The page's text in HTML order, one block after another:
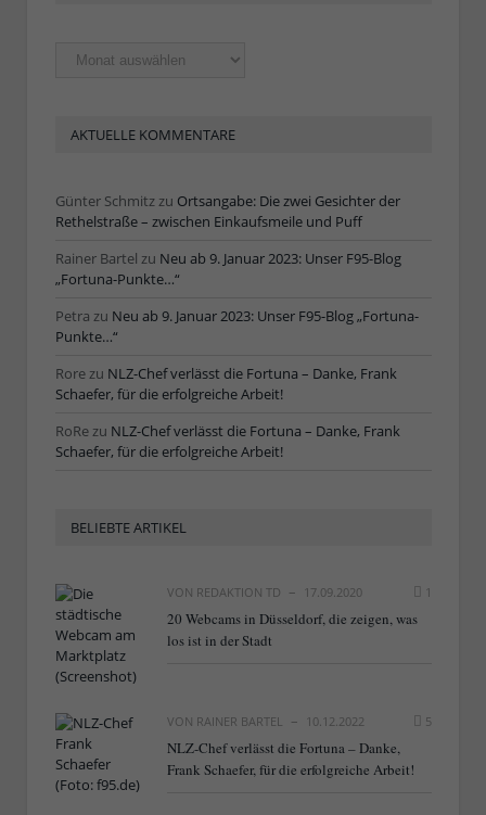
Ältere
Artikel
AKTUELLE KOMMENTARE
Günter Schmitzzu Ortsangabe: Die zwei Gesichter der
Rethelstraße – zwischen Einkaufsmeile und Puff
Rainer Bartel zu Neu ab 9. Januar 2023: Unser F95-Blog
„Fortuna-Punkte…“
Petra zu Neu ab 9. Januar 2023: Unser F95-Blog „Fortuna-
Punkte…“
Rorezu NLZ-Chef verlässt die Fortuna – Danke, Frank
Schaefer, für die erfolgreiche Arbeit!
RoRezu NLZ-Chef verlässt die Fortuna – Danke, Frank
Schaefer, für die erfolgreiche Arbeit!
BELIEBTE ARTIKEL
VON REDAKTION TD 17.09.2020 1
20 Webcams in Düsseldorf, die zeigen, was
los ist in der Stadt
VON RAINER BARTEL 10.12.2022 5
NLZ-Chef verlässt die Fortuna – Danke,
Frank Schaefer, für die erfolgreiche Arbeit!